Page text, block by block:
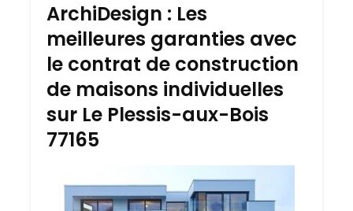
ArchiDesign : Les
meilleures garanties avec
le contrat de construction
de maisons individuelles
sur Le Plessis-aux-Bois
77165